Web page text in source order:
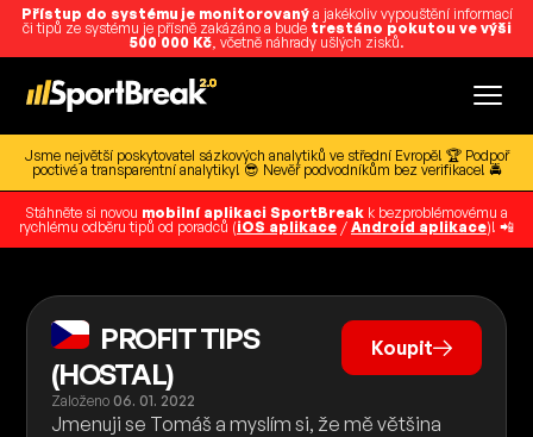
Přístup do systému je monitorovanýa jakékoliv vypouštění informací
či tipů ze systému je přísně zakázáno a bude trestáno pokutou ve výši
500 000 Kč, včetně náhrady ušlých zisků.
Jsme největší poskytovatel sázkových analytiků ve střední Evropě! 🏆 Podpoř
poctivé a transparentní analytiky! 😎 Nevěř podvodníkům bez verifikace! 🚔
Stáhněte si novou mobilní aplikaci SportBreak k bezproblémovému a
rychlému odběru tipů od poradců (iOS aplikace / Android aplikace)! 📲
PROFIT TIPS
(HOSTAL)
Založeno 06. 01. 2022
Koupit
Jmenuji se Tomáš a myslím si, že mě většina